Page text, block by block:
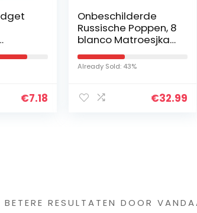
€7.18
Onbeschilderde
Russische Poppen, 8
blanco Matroesjka-
Poppen
Handgemaakt in
Rusland | Schilder
Traditionele…
Already Sold: 43%
€32.99
RESULTATEN DOOR